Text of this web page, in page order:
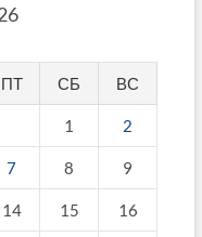
ПТ СБ ВС
1 2
7 8 9
14 15 16